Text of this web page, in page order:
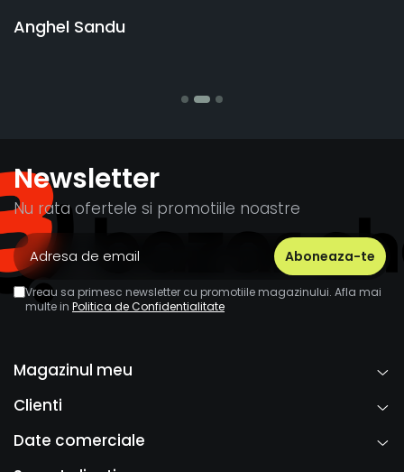
Newsletter
Nu rata ofertele si promotiile noastre
Vreau sa primesc newsletter cu promotiile magazinului. Afla mai
multe in Politica de Confidentialitate
Magazinul meu
Clienti
Date comerciale